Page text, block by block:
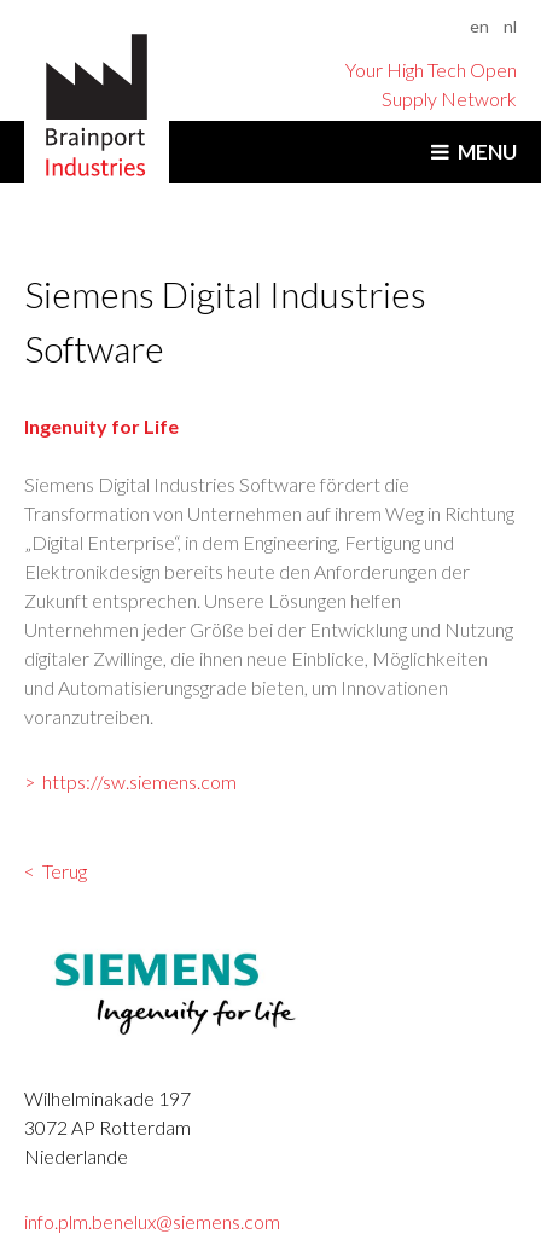
en nl
Your High Tech Open
Supply Network
MENU
Siemens Digital Industries
Software
Ingenuity for Life
Siemens Digital Industries Software fördert die
Transformation von Unternehmen auf ihrem Weg in Richtung
„Digital Enterprise“, in dem Engineering, Fertigung und
Elektronikdesign bereits heute den Anforderungen der
Zukunft entsprechen. Unsere Lösungen helfen
Unternehmen jeder Größe bei der Entwicklung und Nutzung
digitaler Zwillinge, die ihnen neue Einblicke, Möglichkeiten
und Automatisierungsgrade bieten, um Innovationen
voranzutreiben.
https://sw.siemens.com
Terug
Wilhelminakade 197
3072 AP Rotterdam
Niederlande
info.plm.benelux@siemens.com